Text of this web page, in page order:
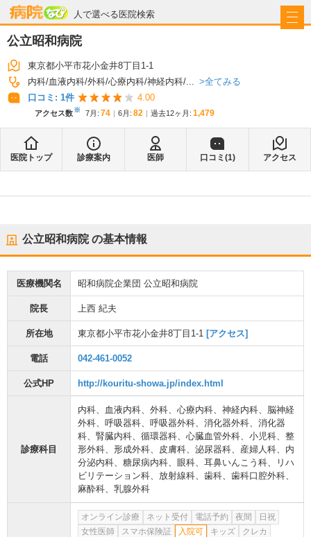
人で選べる医院検索
病院なび
公立昭和病院
東京都小平市花小金井8丁目1-1
内科 血液内科 外科 心療内科 神経内科 ...
全てみる
口コミ: 1件 4.00
アクセス数※ 7月 : 74 6月 : 82 過去12ヶ月: 1,479
医院トップ 診療案内 医師 口コミ(1) アクセス
公立昭和病院の基本情報
医療機関名 昭和病院企業団 公立昭和病院
院長 上西 紀夫
所在地 東京都小平市花小金井8丁目1-1 [アクセス]
電話 042-461-0052
公式HP http://kouritu-showa.jp/index.html
診療科目
内科、 血液内科、 外科、 心療内科、 神経内科、 脳神経
外科、 呼吸器科、 呼吸器外科、 消化器外科、 消化器
科、 腎臓内科、 循環器科、 心臓血管外科、 小児科、 整
形外科、 形成外科、 皮膚科、 泌尿器科、 産婦人科、 内
分泌内科、 糖尿病内科、 眼科、 耳鼻いんこう科、
リハ
ビリテーション科、 放射線科、 歯科、 歯科口腔外科、
麻酔科、 乳腺外科
オンライン診療 ネット受付 電話予約 夜間
日祝
女性医師
スマホ保険証 入院可 キッズ
クレカ